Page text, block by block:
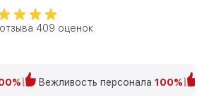
409 оценок
Вежливость персонала 100%